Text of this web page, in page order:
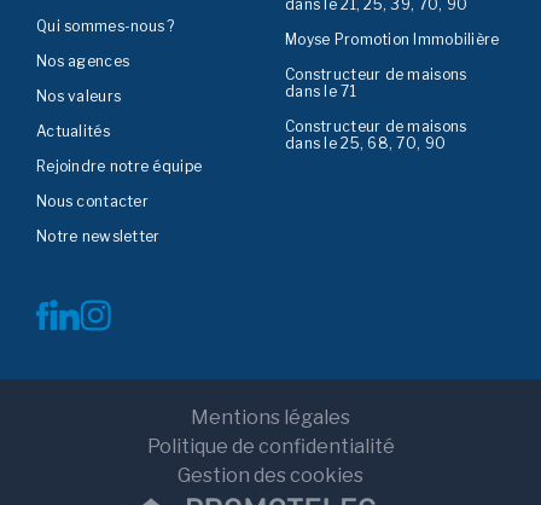
Qui sommes-nous ?
Nos agences
Nos valeurs
Actualités
Rejoindre notre équipe
Nous contacter
Notre newsletter
dans le 21, 25, 39, 70, 90
Moyse Promotion Immobilière
Constructeur de maisons
dans le 71
Constructeur de maisons
dans le 25, 68, 70, 90
Mentions légales
Politique de confidentialité
Gestion des cookies